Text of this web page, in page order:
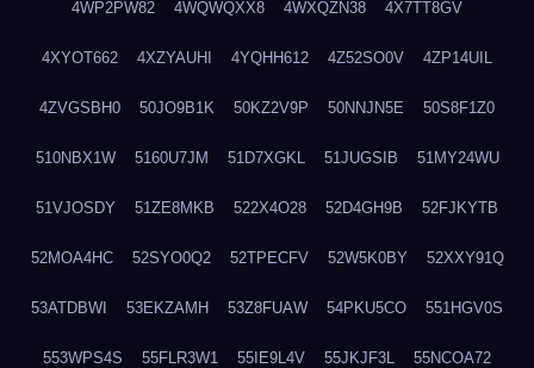
4WP2PW82 4WQWQXX8 4WXQZN38 4X7TT8GV
4XYOT662 4XZYAUHI 4YQHH612 4Z52SO0V 4ZP14UIL
4ZVGSBH0 50JO9B1K 50KZ2V9P 50NNJN5E 50S8F1Z0
510NBX1W 5160U7JM 51D7XGKL 51JUGSIB 51MY24WU
51VJOSDY 51ZE8MKB 522X4O28 52D4GH9B 52FJKYTB
52MOA4HC 52SYO0Q2 52TPECFV 52W5K0BY 52XXY91Q
53ATDBWI 53EKZAMH 53Z8FUAW 54PKU5CO 551HGV0S
553WPS4S 55FLR3W1 55IE9L4V 55JKJF3L 55NCOA72